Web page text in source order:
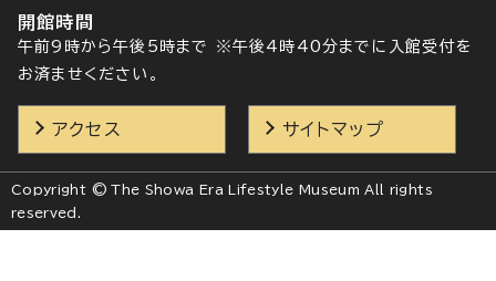
開館時間
午前9時から午後5時まで ※午後4時40分までに入館受付を
お済ませください。
アクセス サイトマップ
Copyright © The Showa Era Lifestyle Museum All rights
reserved.